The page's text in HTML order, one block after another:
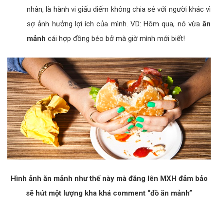
nhân, là hành vi giấu diếm không chia sẻ với người khác vì
sợ ảnh hưởng lợi ích của mình. VD: Hôm qua, nó vừa ăn
mảnh cái hợp đồng béo bở mà giờ mình mới biết!
Hình ảnh ăn mảnh như thế này mà đăng lên MXH đảm bảo
sẽ hút một lượng kha khá comment “đồ ăn mảnh”